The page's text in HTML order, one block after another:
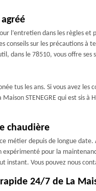
l’entretien dans les règles
sur les précautions à
dans le 78510, vous offre ses
tus les ans. Si vous avez
STENEGRE qui est sis
chaudière
depuis de longue
pour la
Vous pouvez nous
24/7 de La